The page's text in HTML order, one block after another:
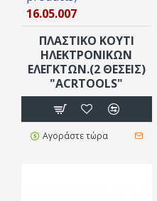
16.05.007
ΠΛΑΣΤΙΚΟ ΚΟΥΤΙ
ΗΛΕΚΤΡΟΝΙΚΩΝ
ΕΛΕΓΚΤΩΝ.(2 ΘΕΣΕΙΣ)
"ACRTOOLS"
Αγοράστε τώρα